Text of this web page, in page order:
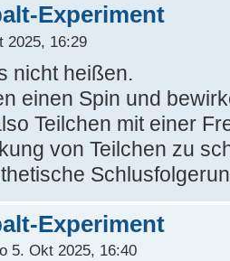
Experiment
16:29
nicht heißen.
einen Spin und
Teilchen mit einer
von Teilchen zu
Experiment
5. Okt 2025, 16:40